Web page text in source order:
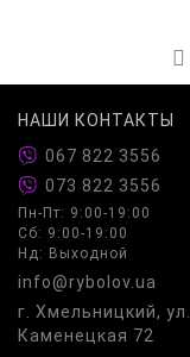
НАШИ КОНТАКТЫ
067 822 3556
073 822 3556
Пн-Пт: 9:00-19:00
Сб: 9:00-19:00
Нд: Выходной
info@rybolov.ua
г. Хмельницкий, ул.
Каменецкая 72